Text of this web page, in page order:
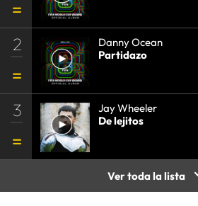
2
Danny Ocean
Partidazo
3
Jay Wheeler
De lejitos
Ver toda la lista